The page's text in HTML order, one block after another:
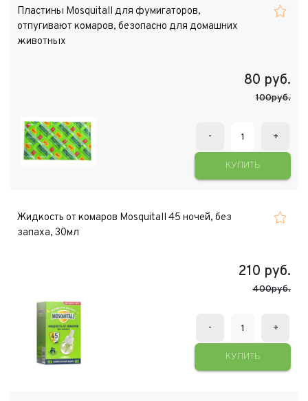
Пластины Mosquitall для фумигаторов,
отпугивают комаров, безопасно для домашних
животных
80 руб.
100руб.
- +
КУПИТЬ
Жидкость от комаров Mosquitall 45 ночей, без
запаха, 30мл
210 руб.
400руб.
- +
КУПИТЬ